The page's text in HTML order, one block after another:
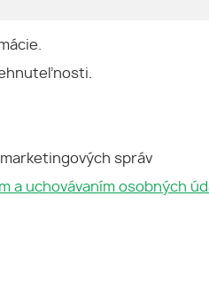
správ
a uchovávaním osobných